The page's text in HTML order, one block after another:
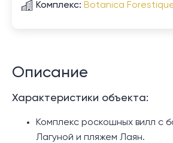
Комплекс: Botanica
Описание
Характеристики объекта:
Комплекс роскошных вилл с
Лагуной и пляжем Лаян.